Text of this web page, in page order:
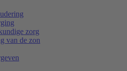
zorg
van de zon